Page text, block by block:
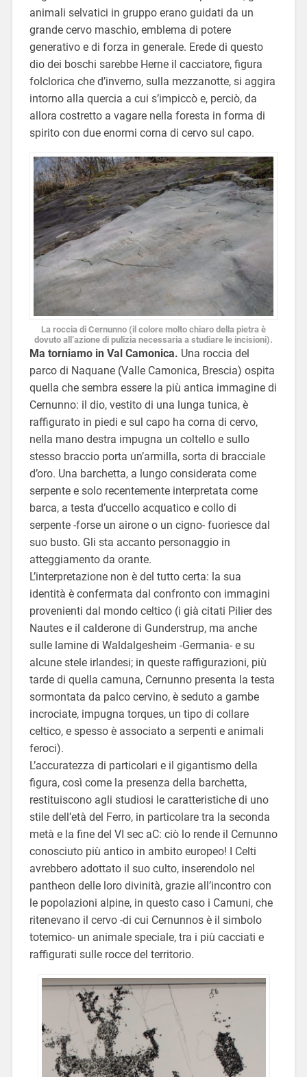
animali selvatici in gruppo erano guidati da un
grande cervo maschio, emblema di potere
generativo e di forza in generale. Erede di questo
dio dei boschi sarebbe Herne il cacciatore, figura
folclorica che d’inverno, sulla mezzanotte, si aggira
intorno alla quercia a cui s’impiccò e, perciò, da
allora costretto a vagare nella foresta in forma di
spirito con due enormi corna di cervo sul capo.
La roccia di Cernunno (il colore molto chiaro della pietra è
dovuto all’azione di pulizia necessaria a studiare le incisioni).
Ma torniamo in Val Camonica. Una roccia del
parco di Naquane (Valle Camonica, Brescia) ospita
quella che sembra essere la più antica immagine di
Cernunno: il dio, vestito di una lunga tunica, è
raffigurato in piedi e sul capo ha corna di cervo,
nella mano destra impugna un coltello e sullo
stesso braccio porta un’armilla, sorta di bracciale
d’oro. Una barchetta, a lungo considerata come
serpente e solo recentemente interpretata come
barca, a testa d’uccello acquatico e collo di
serpente -forse un airone o un cigno- fuoriesce dal
suo busto. Gli sta accanto personaggio in
atteggiamento da orante.
L’interpretazione non è del tutto certa: la sua
identità è confermata dal confronto con immagini
provenienti dal mondo celtico (i già citati Pilier des
Nautes e il calderone di Gunderstrup, ma anche
sulle lamine di Waldalgesheim -Germania- e su
alcune stele irlandesi; in queste raffigurazioni, più
tarde di quella camuna, Cernunno presenta la testa
sormontata da palco cervino, è seduto a gambe
incrociate, impugna torques, un tipo di collare
celtico, e spesso è associato a serpenti e animali
feroci).
L’accuratezza di particolari e il gigantismo della
figura, così come la presenza della barchetta,
restituiscono agli studiosi le caratteristiche di uno
stile dell’età del Ferro, in particolare tra la seconda
metà e la fine del VI sec aC: ciò lo rende il Cernunno
conosciuto più antico in ambito europeo! I Celti
avrebbero adottato il suo culto, inserendolo nel
pantheon delle loro divinità, grazie all’incontro con
le popolazioni alpine, in questo caso i Camuni, che
ritenevano il cervo -di cui Cernunnos è il simbolo
totemico- un animale speciale, tra i più cacciati e
raffigurati sulle rocce del territorio.